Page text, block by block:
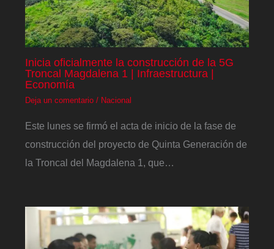
Inicia oficialmente la construcción de la 5G
Troncal Magdalena 1 | Infraestructura |
Economía
Deja un comentario / Nacional
Este lunes se firmó el acta de inicio de la fase de
construcción del proyecto de Quinta Generación de
la Troncal del Magdalena 1, que…